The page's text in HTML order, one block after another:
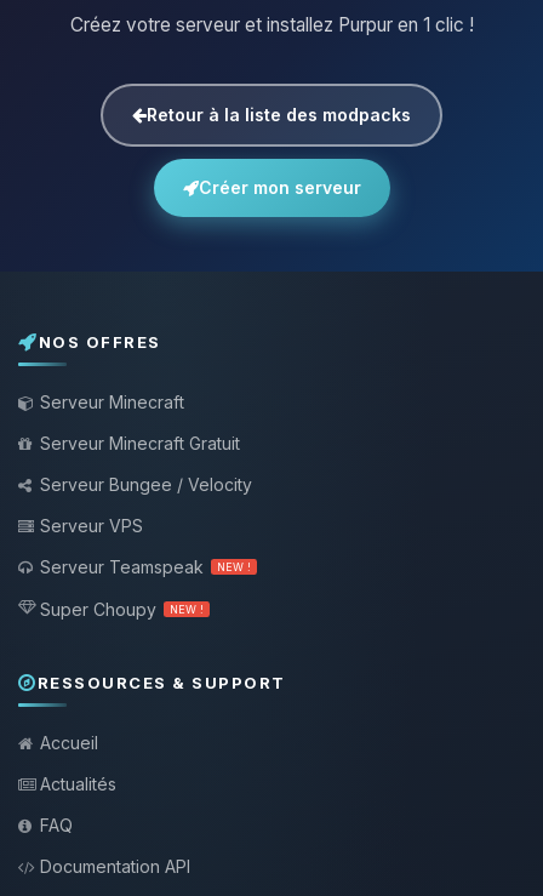
Créez votre serveur et installez Purpur en 1 clic !
Retour à la liste des modpacks
Créer mon serveur
NOS OFFRES
Serveur Minecraft
Serveur Minecraft Gratuit
Serveur Bungee / Velocity
Serveur VPS
Serveur Teamspeak
NEW !
Super Choupy NEW !
RESSOURCES & SUPPORT
Accueil
Actualités
FAQ
Documentation API